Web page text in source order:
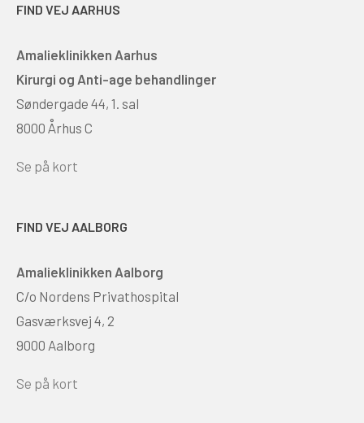
FIND VEJ AARHUS
Amalieklinikken Aarhus
Kirurgi og Anti-age behandlinger
Søndergade 44, 1. sal
8000 Århus C
Se på kort
FIND VEJ AALBORG
Amalieklinikken Aalborg
C/o Nordens Privathospital
Gasværksvej 4, 2
9000 Aalborg
Se på kort